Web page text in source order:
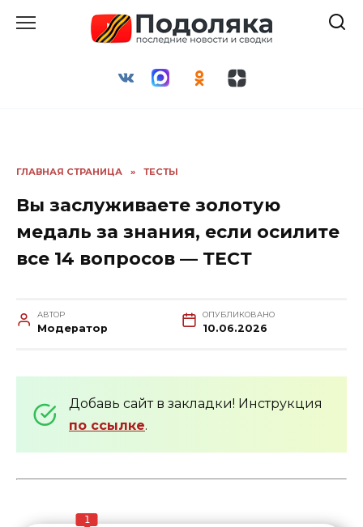
ГЛАВНАЯ СТРАНИЦА » ТЕСТЫ
Вы заслуживаете золотую
медаль за знания, если осилите
все 14 вопросов — ТЕСТ
АВТОР
Модератор
ОПУБЛИКОВАНО
10.06.2026
Добавь сайт в закладки! Инструкция
по ссылке.
1